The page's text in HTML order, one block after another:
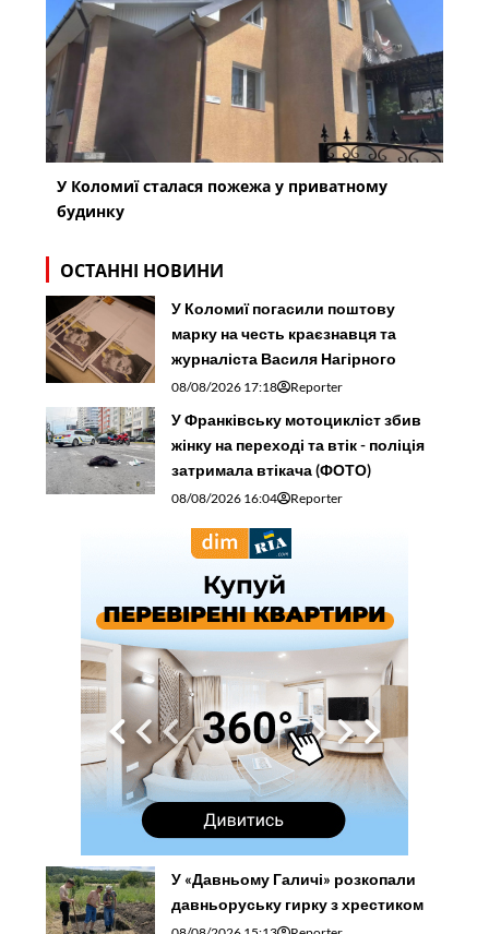
У Коломиї сталася пожежа у приватному
будинку
ОСТАННІ НОВИНИ
У Коломиї погасили поштову
марку на честь краєзнавця та
журналіста Василя Нагірного
08/08/2026 17:18 Reporter
У Франківську мотоцикліст збив
жінку на переході та втік - поліція
затримала втікача (ФОТО)
08/08/2026 16:04 Reporter
У «Давньому Галичі» розкопали
давньоруську гирку з хрестиком